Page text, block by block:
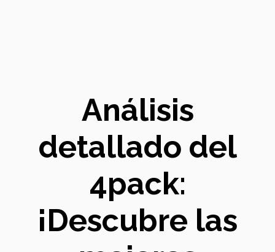
Análisis
detallado del
4pack:
¡Descubre las